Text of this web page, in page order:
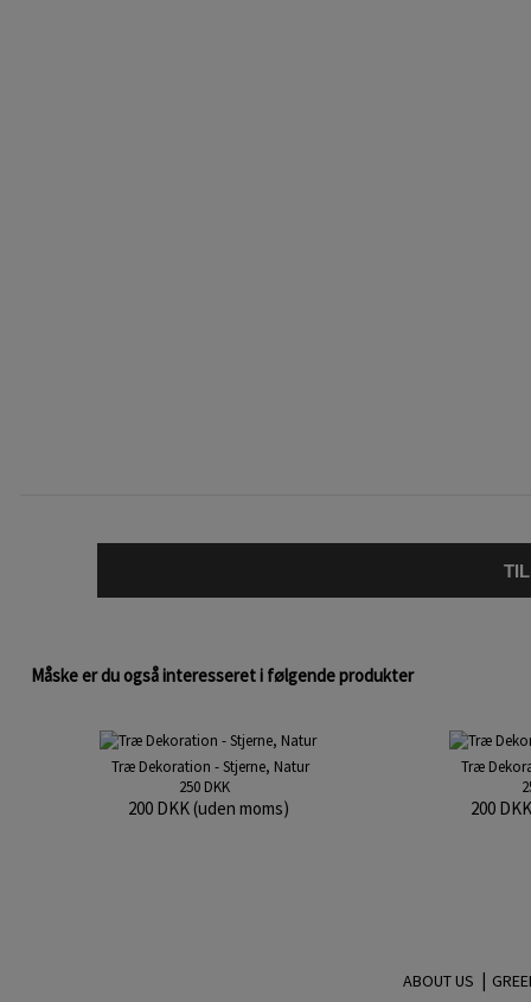
Måske er du også interesseret i følgende produkter
Træ Dekoration - Stjerne, Natur
250 DKK
200 DKK (uden moms)
Træ
200
ABOUT US |